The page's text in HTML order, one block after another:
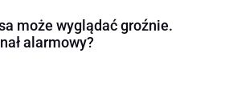
może wyglądać groźnie.
alarmowy?